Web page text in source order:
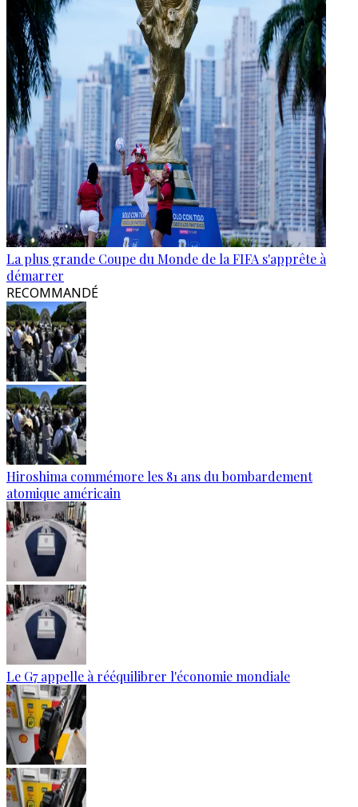
La plus grande Coupe du Monde de la FIFA s'apprête à
démarrer
RECOMMANDÉ
Hiroshima commémore les 81 ans du bombardement
atomique américain
Le G7 appelle à rééquilibrer l'économie mondiale